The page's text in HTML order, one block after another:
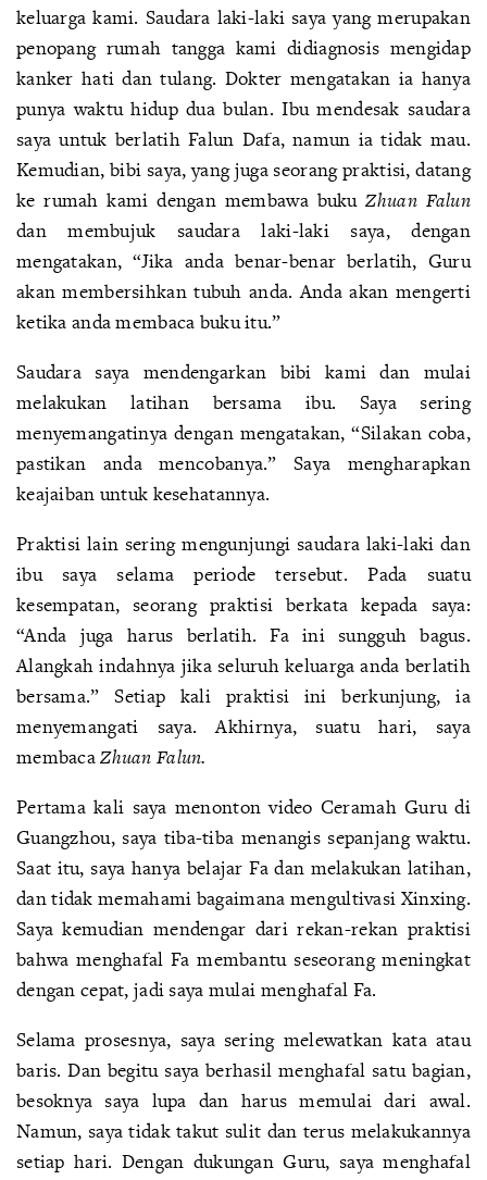
keluarga kami. Saudara laki-laki saya yang merupakan
penopang rumah tangga kami didiagnosis mengidap
kanker hati dan tulang. Dokter mengatakan ia hanya
punya waktu hidup dua bulan. Ibu mendesak saudara
saya untuk berlatih Falun Dafa, namun ia tidak mau.
Kemudian, bibi saya, yang juga seorang praktisi, datang
ke rumah kami dengan membawa bukuZhuan Falun
dan membujuk saudara laki-laki saya, dengan
mengatakan, “Jika anda benar-benar berlatih, Guru
akan membersihkan tubuh anda. Anda akan mengerti
ketika anda membaca buku itu.”
Saudara saya mendengarkan bibi kami dan mulai
melakukan latihan bersama ibu. Saya sering
menyemangatinya dengan mengatakan, “Silakan coba,
pastikan anda mencobanya.” Saya mengharapkan
keajaiban untuk kesehatannya.
Praktisi lain sering mengunjungi saudara laki-laki dan
ibu saya selama periode tersebut. Pada suatu
kesempatan, seorang praktisi berkata kepada saya:
“Anda juga harus berlatih. Fa ini sungguh bagus.
Alangkah indahnya jika seluruh keluarga anda berlatih
bersama.” Setiap kali praktisi ini berkunjung, ia
menyemangati saya. Akhirnya, suatu hari, saya
membacaZhuan Falun.
Pertama kali saya menonton video Ceramah Guru di
Guangzhou, saya tiba-tiba menangis sepanjang waktu.
Saat itu, saya hanya belajar Fa dan melakukan latihan,
dan tidak memahami bagaimana mengultivasi Xinxing.
Saya kemudian mendengar dari rekan-rekan praktisi
bahwa menghafal Fa membantu seseorang meningkat
dengan cepat, jadi saya mulai menghafal Fa.
Selama prosesnya, saya sering melewatkan kata atau
baris. Dan begitu saya berhasil menghafal satu bagian,
besoknya saya lupa dan harus memulai dari awal.
Namun, saya tidak takut sulit dan terus melakukannya
setiap hari. Dengan dukungan Guru, saya menghafal